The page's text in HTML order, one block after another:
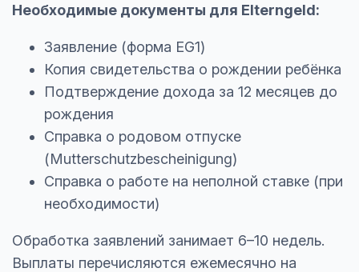
Необходимые документы для Elterngeld:
Заявление (форма EG1)
Копия свидетельства о рождении ребёнка
Подтверждение дохода за 12 месяцев до
рождения
Справка о родовом отпуске
(Mutterschutzbescheinigung)
Справка о работе на неполной ставке (при
необходимости)
Обработка заявлений занимает 6–10 недель.
Выплаты перечисляются ежемесячно на